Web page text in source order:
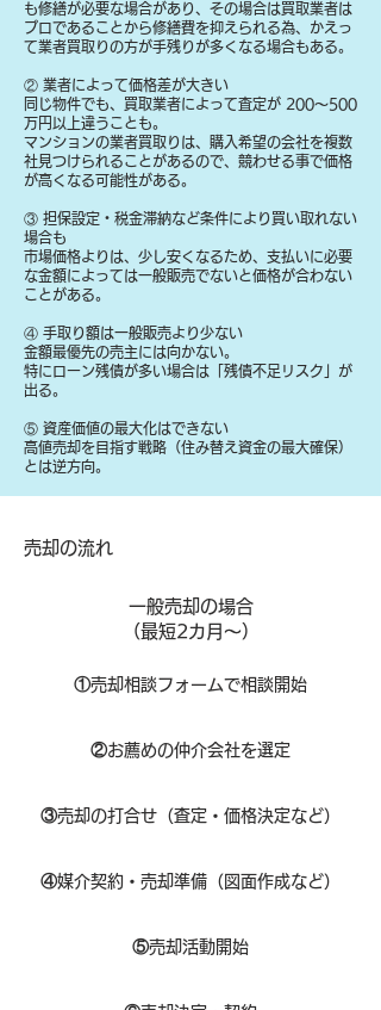
も修繕が必要な場合があり、その場合は買取業者は
プロであることから修繕費を抑えられる為、かえっ
て業者買取りの方が手残りが多くなる場合もある。
② 業者によって価格差が大きい
同じ物件でも、買取業者によって査定が 200〜500
万円以上違うことも。
マンションの業者買取りは、購入希望の会社を複数
社見つけられることがあるので、競わせる事で価格
が高くなる可能性がある。
③ 担保設定・税金滞納など条件により買い取れない
場合も
​市場価格よりは、少し安くなるため、支払いに必要
な金額によっては一般販売でないと価格が合わない
ことがある。
④ 手取り額は一般販売より少ない
金額最優先の売主には向かない。
特にローン残債が多い場合は「残債不足リスク」が
出る。
⑤ 資産価値の最大化はできない
高値売却を目指す戦略（住み替え資金の最大確保）
とは逆方向。
​売却の流れ
一般売却の場合
​（最短2カ月～）
①​売却相談フォームで相談開始
②お薦めの仲介会社を選定
③売却の打合せ（査定・価格決定など）
④媒介契約・売却準備（図面作成など）
⑤売却活動開始